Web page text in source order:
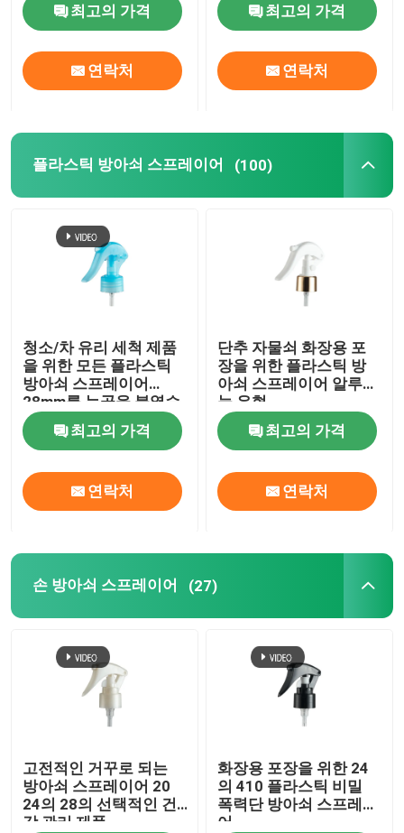
공기 없는 펌프 병
입술 광택 튜브
무른 크림 병
비어 있는 탈취 스틱
화장용 플라스틱 병
정유 유리병
향기 분무 병
최고의 가격
연락처
최고의 가격
연락처
플라스틱 방아쇠 스프레이어 (100)
청소/차 유리 세척 제품
을 위한 모든 플라스틱
방아쇠 스프레이어
28mm를 늑골을 붙였습
니다
최고의 가격
연락처
단추 자물쇠 화장용 포
장을 위한 플라스틱 방
아쇠 스프레이어 알루미
늄 유형
최고의 가격
연락처
손 방아쇠 스프레이어 (27)
고전적인 거꾸로 되는
방아쇠 스프레이어 20
24의 28의 선택적인 건
강 관리 제품
화장용 포장을 위한 24
의 410 플라스틱 비밀
폭력단 방아쇠 스프레이
어